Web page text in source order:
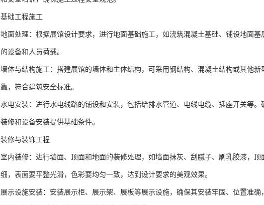
基础工程施工
地面处理：根据展馆设计要求，进行地面基础施工，如浇筑混凝土基础、铺设地面
的设备和人员荷载。
墙体与结构施工：搭建展馆的墙体和主体结构，可采用钢结构、混凝土结构或其他
靠，符合建筑安全标准。
水电安装：进行水电线路的铺设和安装，包括给排水管道、电线电缆、插座开关等
装修和设备安装提供基础条件。
装修与装饰工程
室内装修：进行墙面、顶面和地面的装修处理，如墙面抹灰、刮腻子、刷乳胶漆，
细，表面要平整光滑，色彩要均匀一致，达到设计要求的美观效果。
展示设施安装：安装展示柜、展示架、展板等展示设施，确保其安装牢固、位置准